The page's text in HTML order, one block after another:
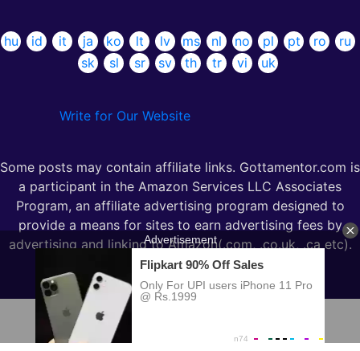
hu id it ja ko lt lv ms nl no pl pt ro
ru
sk
sl sr sv th tr vi uk
Write for Our Website
Some posts may contain affiliate links. Gottamentor.com is
a participant in the Amazon Services LLC Associates
Program, an affiliate advertising program designed to
provide a means for sites to earn advertising fees by
advertising and linking to Amazon(.com, .co.uk, .ca etc).
Copyright © 2026. All rights reserved |